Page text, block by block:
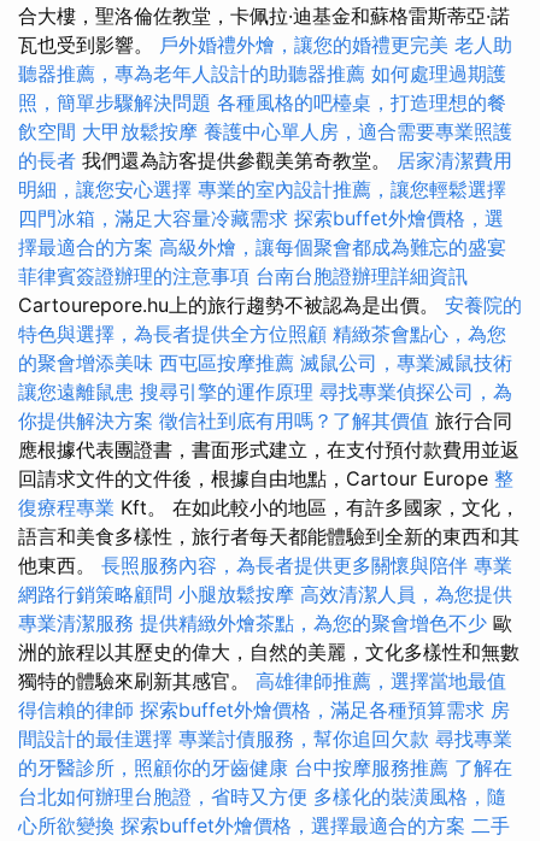
合大樓，聖洛倫佐教堂，卡佩拉·迪基金和蘇格雷斯蒂亞·諾
瓦也受到影響。 戶外婚禮外燴，讓您的婚禮更完美 老人助
聽器推薦，專為老年人設計的助聽器推薦 如何處理過期護
照，簡單步驟解決問題 各種風格的吧檯桌，打造理想的餐
飲空間 大甲放鬆按摩 養護中心單人房，適合需要專業照護
的長者 我們還為訪客提供參觀美第奇教堂。 居家清潔費用
明細，讓您安心選擇 專業的室內設計推薦，讓您輕鬆選擇
四門冰箱，滿足大容量冷藏需求 探索buffet外燴價格，選
擇最適合的方案 高級外燴，讓每個聚會都成為難忘的盛宴
菲律賓簽證辦理的注意事項 台南台胞證辦理詳細資訊
Cartourepore.hu上的旅行趨勢不被認為是出價。 安養院的
特色與選擇，為長者提供全方位照顧 精緻茶會點心，為您
的聚會增添美味 西屯區按摩推薦 滅鼠公司，專業滅鼠技術
讓您遠離鼠患 搜尋引擎的運作原理 尋找專業偵探公司，為
你提供解決方案 徵信社到底有用嗎？了解其價值 旅行合同
應根據代表團證書，書面形式建立，在支付預付款費用並返
回請求文件的文件後，根據自由地點，Cartour Europe 整
復療程專業 Kft。 在如此較小的地區，有許多國家，文化，
語言和美食多樣性，旅行者每天都能體驗到全新的東西和其
他東西。 長照服務內容，為長者提供更多關懷與陪伴 專業
網路行銷策略顧問 小腿放鬆按摩 高效清潔人員，為您提供
專業清潔服務 提供精緻外燴茶點，為您的聚會增色不少 歐
洲的旅程以其歷史的偉大，自然的美麗，文化多樣性和無數
獨特的體驗來刷新其感官。 高雄律師推薦，選擇當地最值
得信賴的律師 探索buffet外燴價格，滿足各種預算需求 房
間設計的最佳選擇 專業討債服務，幫你追回欠款 尋找專業
的牙醫診所，照顧你的牙齒健康 台中按摩服務推薦 了解在
台北如何辦理台胞證，省時又方便 多樣化的裝潢風格，隨
心所欲變換 探索buffet外燴價格，選擇最適合的方案 二手